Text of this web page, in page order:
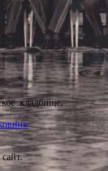
кладбище.